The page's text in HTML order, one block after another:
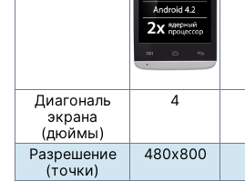
Диагональ
экрана
(дюймы)
4
Разрешение
(точки)
480х800